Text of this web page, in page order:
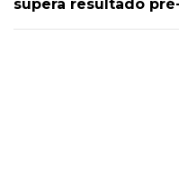
supera resultado